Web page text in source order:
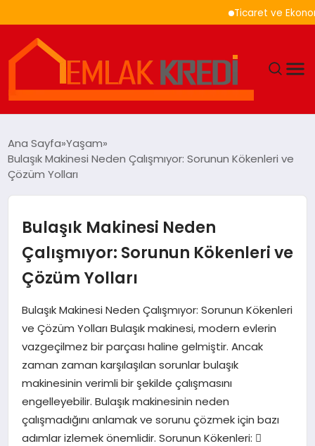
Ticaret ve Ekonomik
EKONOMI
MAGAZIN
SAĞLIK
SIYASET
SPOR
TEKNOLOJI
Ana Sayfa Yaşam
Bulaşık Makinesi Neden Çalışmıyor: Sorunun Kökenleri ve
Çözüm Yolları
Bulaşık Makinesi Neden
Çalışmıyor: Sorunun Kökenleri ve
Çözüm Yolları
Bulaşık Makinesi Neden Çalışmıyor: Sorunun Kökenleri
ve Çözüm Yolları Bulaşık makinesi, modern evlerin
vazgeçilmez bir parçası haline gelmiştir. Ancak
zaman zaman karşılaşılan sorunlar bulaşık
makinesinin verimli bir şekilde çalışmasını
engelleyebilir. Bulaşık makinesinin neden
çalışmadığını anlamak ve sorunu çözmek için bazı
adımlar izlemek önemlidir. Sorunun Kökenleri: 